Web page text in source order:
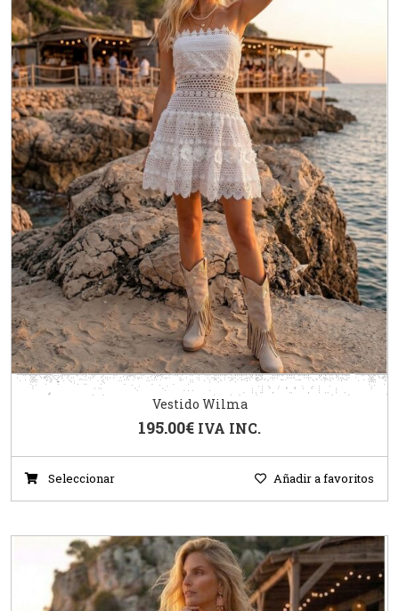
Vestido Wilma
195.00€ IVA INC.
Seleccionar Añadir a favoritos